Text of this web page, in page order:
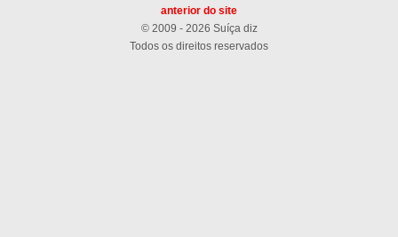
anterior do site
© 2009 - 2026 Suíça diz
Todos os direitos reservados